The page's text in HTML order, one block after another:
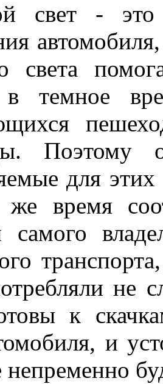
свет -
света
в темное
Поэтому
для
время
самого
не
к
и
непременно